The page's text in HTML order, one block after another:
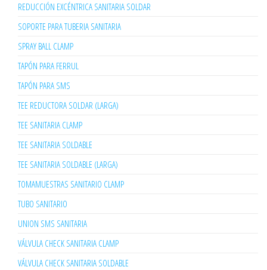
REDUCCIÓN EXCÉNTRICA SANITARIA SOLDAR
SOPORTE PARA TUBERIA SANITARIA
SPRAY BALL CLAMP
TAPÓN PARA FERRUL
TAPÓN PARA SMS
TEE REDUCTORA SOLDAR (LARGA)
TEE SANITARIA CLAMP
TEE SANITARIA SOLDABLE
TEE SANITARIA SOLDABLE (LARGA)
TOMAMUESTRAS SANITARIO CLAMP
TUBO SANITARIO
UNION SMS SANITARIA
VÁLVULA CHECK SANITARIA CLAMP
VÁLVULA CHECK SANITARIA SOLDABLE